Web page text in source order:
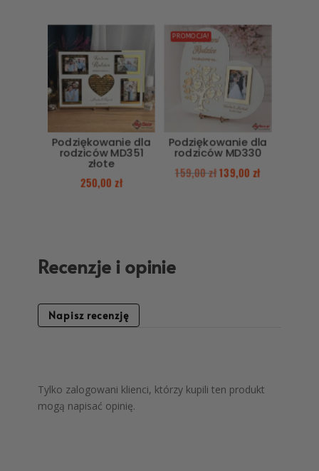
Podziękowanie dla
rodziców MD351
złote
250,00zł
PROMOCJA!
Podziękowanie dla
rodziców MD330
159,00zł139,00 zł
Recenzje i opinie
Napisz recenzję
Tylko zalogowani klienci, którzy kupili ten produkt
mogą napisać opinię.